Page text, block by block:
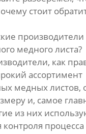
стоит
производители
медного листа?
как
ассортимент
медных листов,
и, самое
из них
контроля